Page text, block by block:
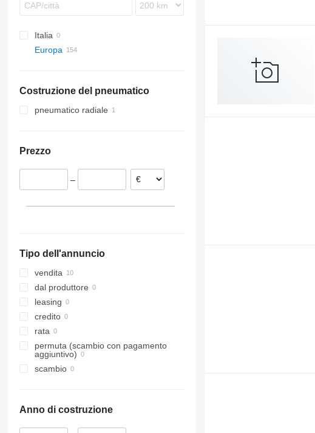
Italia
Europa
Slovacchia
Estonia
Costruzione del pneumatico
pneumatico radiale
Prezzo
–
Tipo dell'annuncio
vendita
dal produttore
leasing
credito
rata
permuta (scambio con pagamento
aggiuntivo)
scambio
Anno di costruzione